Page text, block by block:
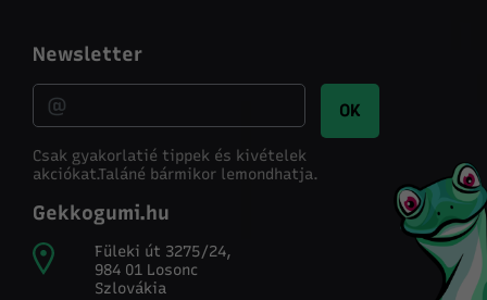
Newsletter
OK
Csak gyakorlatié tippek és kivételek
akciókat.Taláné bármikor lemondhatja.
Gekkogumi.hu
Füleki út 3275/24,
984 01 Losonc
Szlovákia